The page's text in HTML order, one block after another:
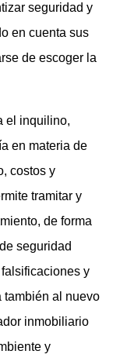
seguridad y
en cuenta sus
de escoger la
el inquilino,
en materia de
costos y
tramitar y
de forma
seguridad
y
también al nuevo
inmobiliario
y